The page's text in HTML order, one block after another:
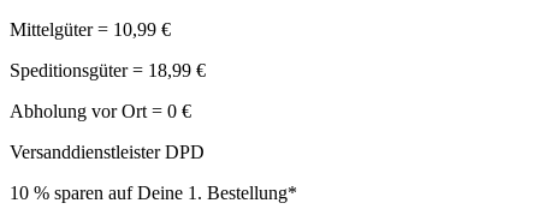
Mittelgüter = 10,99 €
Speditionsgüter = 18,99 €
Abholung vor Ort = 0 €
Versanddienstleister DPD
10 % sparen auf Deine 1. Bestellung*